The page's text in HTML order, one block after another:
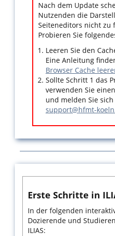
Nach dem Update
Nutzenden die
Seiteneditors nicht zu
Probieren Sie
Leeren Sie den
Eine Anleitung
Browser Cache
Sollte Schritt 1 das
verwenden Sie
und melden Sie
support@hfmt-
Erste Schritte in
In der folgenden
Dozierende und
ILIAS: